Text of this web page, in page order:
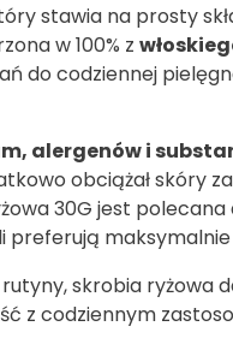
stawia na prosty
w 100% z
do codziennej
alergenów i
obciążał skóry
30G jest
preferują
skrobia ryżowa
z codziennym